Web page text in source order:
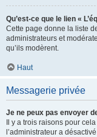
Qu’est-ce que le lien «
Cette page donne la liste
administrateurs et
qu’ils modèrent.
Haut
Messagerie privée
Je ne peux pas envoyer
Il y a trois raisons pour
l’administrateur a